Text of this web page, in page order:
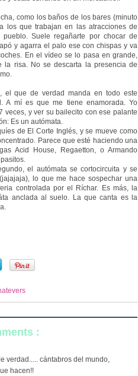
como los baños de los bares (minuto
los que trabajan en las atracciones de
Suele regañarte por chocar de
y agarra el palo ese con chispas y va
En el vídeo se lo pasa en grande,
la risa. No se descarta la presencia de
el que de verdad manda en todo este
A mí es que me tiene enamorada. Yo
veces, y ver su bailecito con ese palante
Es un autómata.
de El Corte Inglés, y se mueve como
Parece que esté haciendo una
Acid House, Regaetton, o Armando
el autómata se cortocircuita y se
(jajajaja), lo que me hace sospechar una
controlada por el Ríchar. Es más, la
anclada al suelo. La que canta es la
:
verdad..... cántabros del mundo,
hacen!!